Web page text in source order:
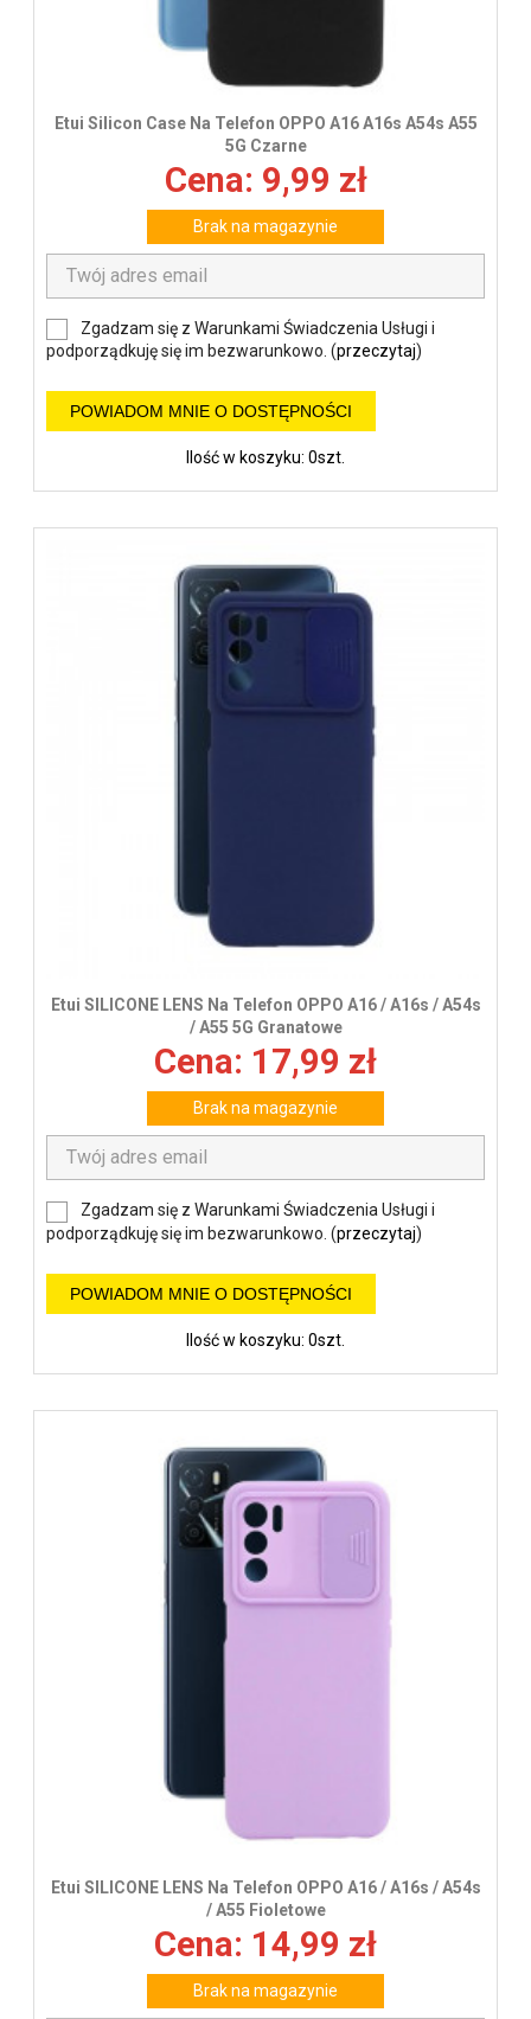
Etui Silicon Case Na Telefon OPPO A16 A16s A54s A55
5G Czarne
Cena: 9,99 zł
Brak na magazynie
Zgadzam się z Warunkami Świadczenia Usługi i
podporządkuję się im bezwarunkowo. (przeczytaj)
POWIADOM MNIE O DOSTĘPNOŚCI
Ilość w koszyku: 0szt.
Etui SILICONE LENS Na Telefon OPPO A16 / A16s / A54s
/ A55 5G Granatowe
Cena: 17,99 zł
Brak na magazynie
Zgadzam się z Warunkami Świadczenia Usługi i
podporządkuję się im bezwarunkowo. (przeczytaj)
POWIADOM MNIE O DOSTĘPNOŚCI
Ilość w koszyku: 0szt.
Etui SILICONE LENS Na Telefon OPPO A16 / A16s / A54s
/ A55 Fioletowe
Cena: 14,99 zł
Brak na magazynie